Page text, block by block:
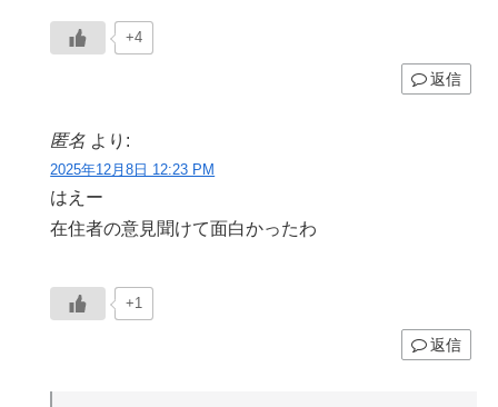
+4
返信
匿名 より:
2025年12月8日 12:23 PM
はえー
在住者の意見聞けて面白かったわ
+1
返信